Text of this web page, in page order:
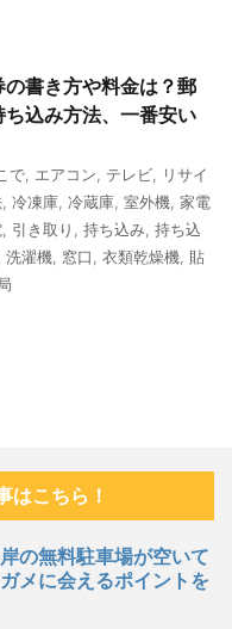
書き方や料金は？郵
込み方法、一番安い
で エアコン テレビ
リサイ
冷凍庫 冷蔵庫 室外機 家電
引き取り 持ち込み 持ち込
洗濯機 窓口 衣類乾燥機 貼
はこちら！
の無料駐車場が空いて
メに会えるポイントを